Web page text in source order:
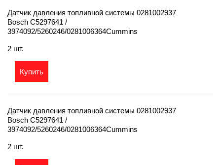
Датчик давления топливной системы 0281002937
Bosch C5297641 /
3974092/5260246/0281006364Cummins
2 шт.
Купить
Датчик давления топливной системы 0281002937
Bosch C5297641 /
3974092/5260246/0281006364Cummins
2 шт.